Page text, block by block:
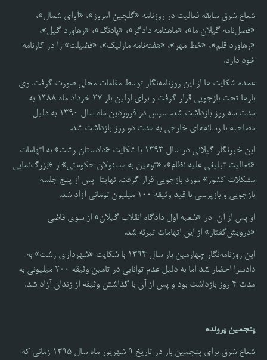
شعاع شرق سابقه فعالیت در روزنامه «گلچین امروز»، «آوای شمال»،
«فصل‌نامه گیلان ما»، «ماهنامه دادگر»، «پادنگ»، «رهاورد گیل»،
«رهاورد قلم»، «خط مهر»، «هفته‌نامه مارلیک»، «فضیلت» را در کارنامه
خود دارد.
عمده شکایت ها از این روزنامه‌نگار توسط مقامات محلی صورت گرفت. وی
بارها تحت بازجویی قرار گرفت و برای اولین بار 27 خرداد ماه 1388 به
مدت سه روز بازداشت شد. سپس در فروردین ماه سال 1390 به دلیل
مصاحبه با رسانه‌های خارجی به مدت دو روز بازداشت شد.
این خبرنگار گیلانی در سال ۱۳۹۳ با شکایت «دادستان رشت» به اتهامات
«فعالیت تبلیغی علیه نظام»، «توهین به مسئولان حکومتی» و «بزرگ‌نمایی
مشکلات کشور» مورد بازجویی قرار گرفت. نهایتا پس از پنج جلسه
بازجویی و بازپرسی با قید وثیقه 100 میلیون تومانی آزاد شد.
او پس از آن در «شعبه اول دادگاه انقلاب گیلان» از سوی قاضی
«درویش‌گفتار» از این اتهامات تبرئه شد.
این روزنامه‌نگار چهارمین بار سال ۱۳۹۴ با شکایت «شهرداری رشت» به
دادسرا احضار شد اما به دلیل عدم توانایی در تامین وثیقه ۲۰۰ میلیونی به
مدت ۴ روز بازداشت بود و پس از آن با گذاشتن وثیقه از زندان آزاد شد.
پنجمین پرونده
شعاع شرق برای پنجمین بار در تاریخ 9 شهریور ماه سال 1395 زمانی که